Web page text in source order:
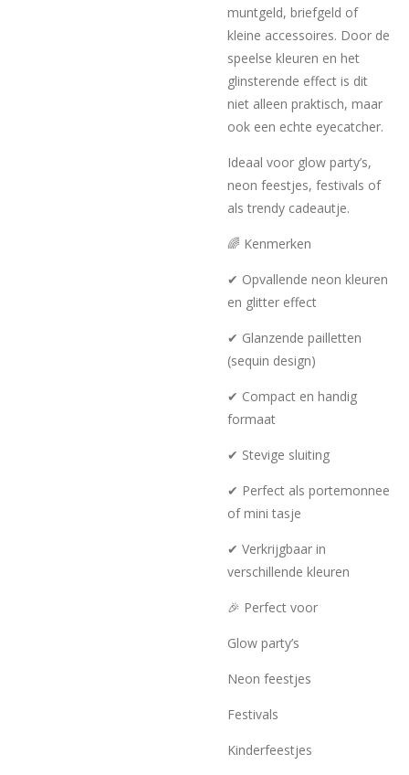
muntgeld, briefgeld of
kleine accessoires. Door de
speelse kleuren en het
glinsterende effect is dit
niet alleen praktisch, maar
ook een echte eyecatcher.
Ideaal voor glow party’s,
neon feestjes, festivals of
als trendy cadeautje.
🌈 Kenmerken
✔ Opvallende neon kleuren
en glitter effect
✔ Glanzende pailletten
(sequin design)
✔ Compact en handig
formaat
✔ Stevige sluiting
✔ Perfect als portemonnee
of mini tasje
✔ Verkrijgbaar in
verschillende kleuren
🎉 Perfect voor
Glow party’s
Neon feestjes
Festivals
Kinderfeestjes